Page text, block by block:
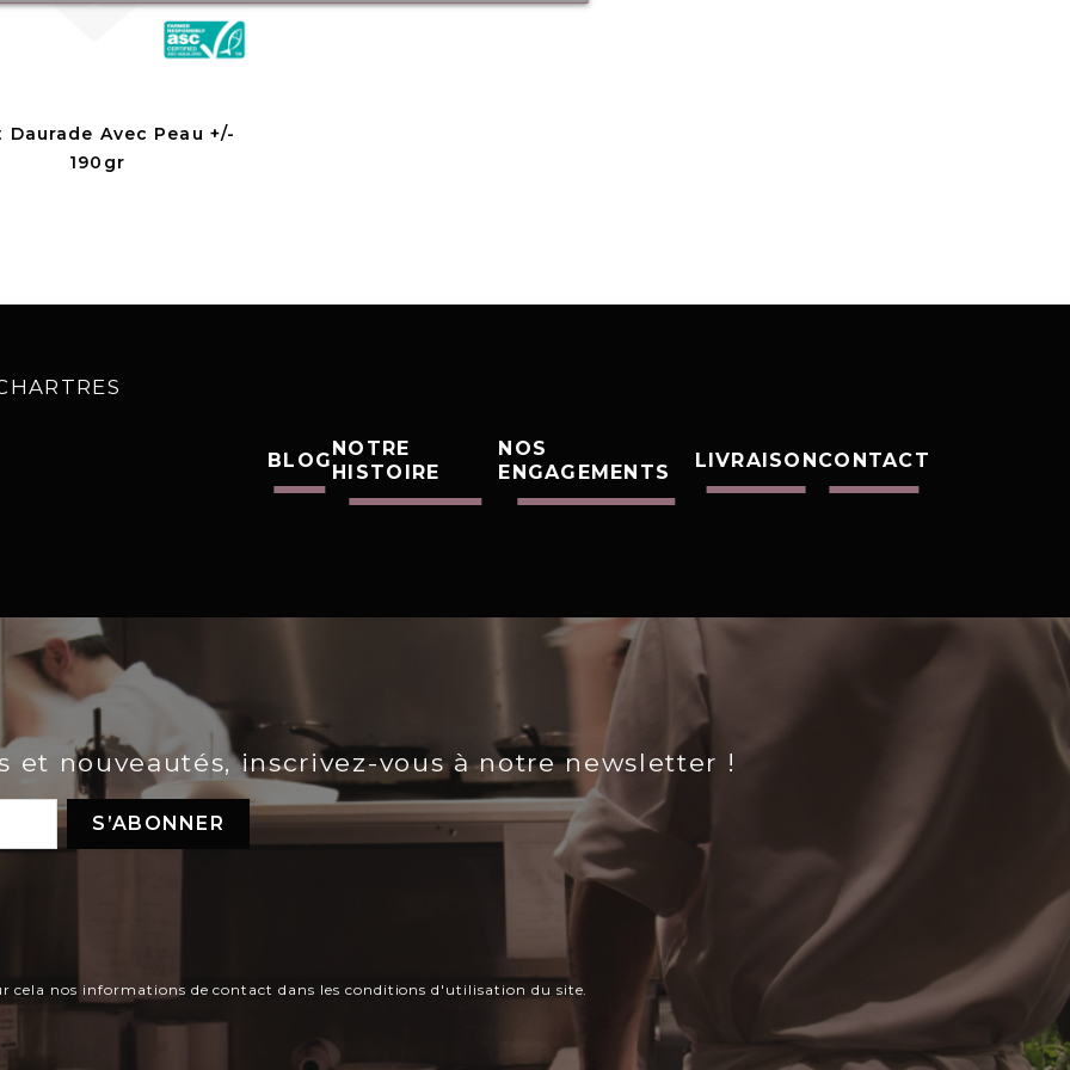
Daurade Avec Peau +/-
190gr
BLOG
NOTRE
HISTOIRE
NOS
ENGAGEMENTS
LIVRAISONCONTACT
et nouveautés, inscrivez-vous à notre newsletter !
nos informations de contact dans les conditions d'utilisation du site.